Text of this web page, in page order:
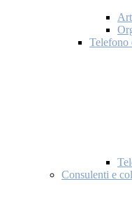
Telefono
Consulenti e